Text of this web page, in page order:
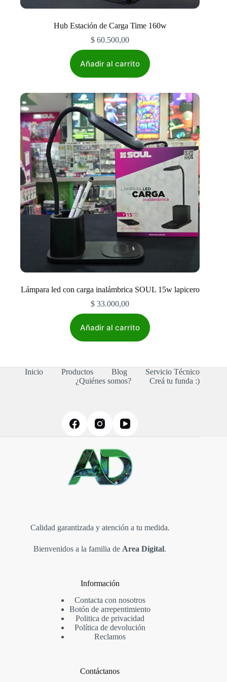
Hub Estación de Carga Time 160w
$ 60.500,00
Añadir al carrito
Lámpara led con carga inalámbrica SOUL 15w lapicero
$ 33.000,00
Añadir al carrito
Inicio Productos Blog
Servicio Técnico
¿Quiénes somos?
Creá tu funda :)
Calidad garantizada y atención a tu medida.
Bienvenidos a la familia de Area Digital.
Información
Contacta con nosotros
Botón de arrepentimiento
Politica de privacidad
Política de devolución
Reclamos
Contáctanos